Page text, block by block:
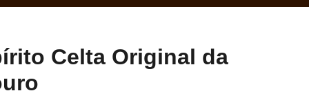
Celta Original da